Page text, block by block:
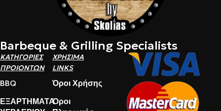
Barbeque & Grilling Specialists
ΚΑΤΗΓΟΡΙΕΣ
ΠΡΟΙΟΝΤΩΝ
BBQ
ΕΞΑΡΤΗΜΑΤΑ
ΧΡΗΣΙΜΑ
LINKS
Όροι Χρήσης
Όροι